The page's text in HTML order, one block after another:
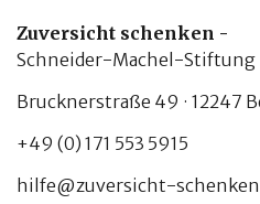
Zuversicht schenken -
Schneider-Machel-Stiftung
Brucknerstraße 49 · 12247
+49 (0) 171 553 5915
hilfe@zuversicht-